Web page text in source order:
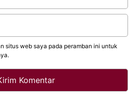
situs web saya pada peramban ini untuk